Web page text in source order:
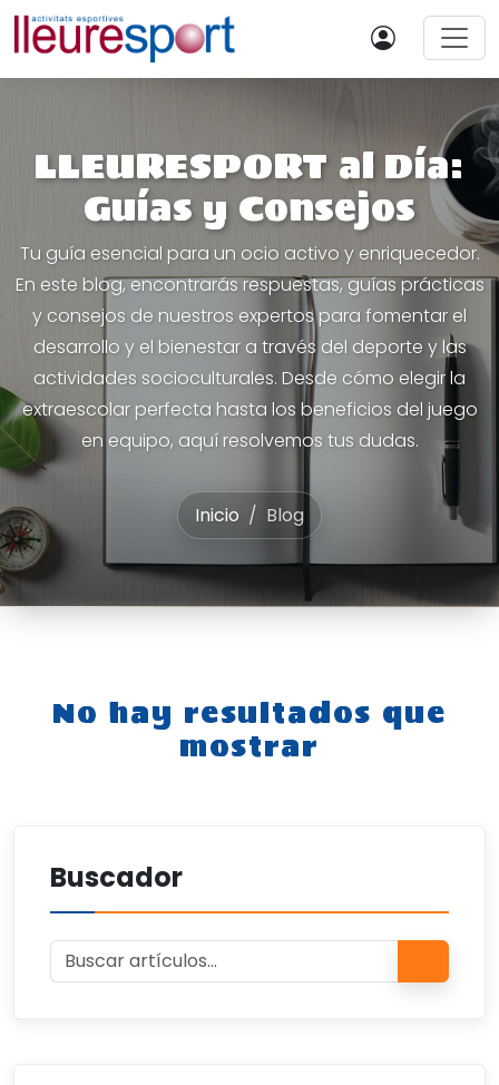
LLEURESPORT al Día:
Guías y Consejos
Tu guía esencial para un ocio activo y enriquecedor.
En este blog, encontrarás respuestas, guías prácticas
y consejos de nuestros expertos para fomentar el
desarrollo y el bienestar a través del deporte y las
actividades socioculturales. Desde cómo elegir la
extraescolar perfecta hasta los beneficios del juego
en equipo, aquí resolvemos tus dudas.
Inicio Blog
No hay resultados que
mostrar
Buscador